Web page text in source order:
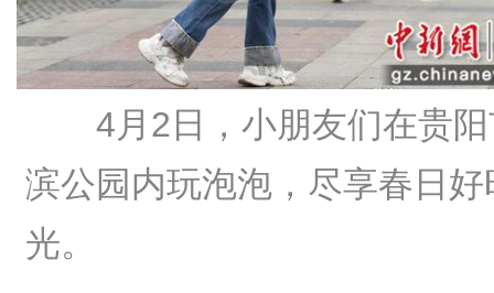
4月2日，小朋友们在贵
滨公园内玩泡泡，尽享春日好
光。